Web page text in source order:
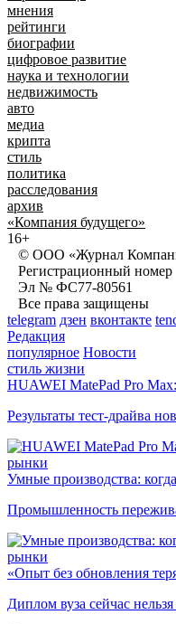
мнения
рейтинги
биографии
цифровое развитие
наука и технологии
недвижимость
авто
медиа
крипта
стиль
политика
расследования
архив
«Компания будущего»
16+
© ООО «Журнал
Регистрационный номер
Эл № ФС77-80561
Все права защищены
telegram дзен вконтакте
Редакция
популярное Новости
стиль жизни
HUAWEI MatePad Pro
Результаты тест-драйва
рынки
Умные производства:
Промышленность
рынки
«Опыт без обновления
Диплом вуза сейчас